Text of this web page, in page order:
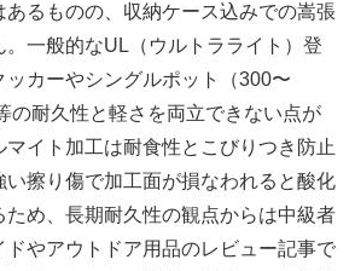
あるものの、収納ケース込みでの嵩張
。一般的なUL（ウルトラライト）登
ッカーやシングルポット（300〜
の耐久性と軽さを両立できない点が
イト加工は耐食性とこびりつき防止
い擦り傷で加工面が損なわれると酸化
ため、長期耐久性の観点からは中級者
ドやアウトドア用品のレビュー記事で